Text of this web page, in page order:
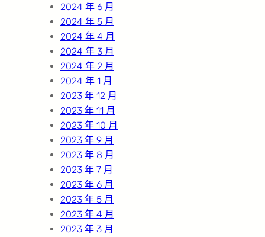
2024 年 6 月
2024 年 5 月
2024 年 4 月
2024 年 3 月
2024 年 2 月
2024 年 1 月
2023 年 12 月
2023 年 11 月
2023 年 10 月
2023 年 9 月
2023 年 8 月
2023 年 7 月
2023 年 6 月
2023 年 5 月
2023 年 4 月
2023 年 3 月